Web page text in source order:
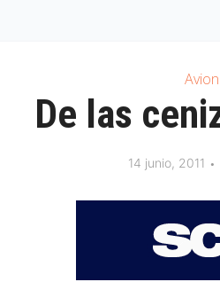
De las
14 junio, 2011